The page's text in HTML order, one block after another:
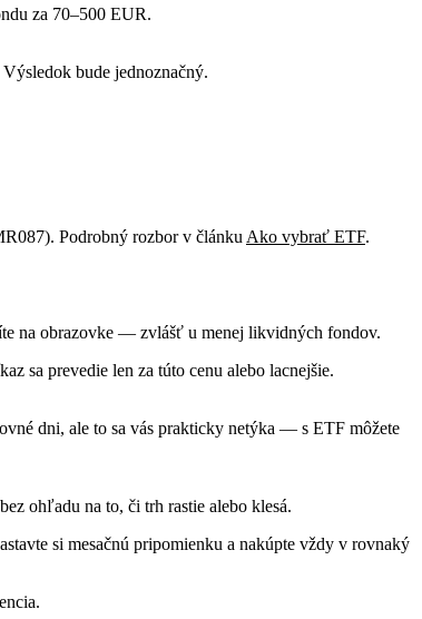
za 70–500 EUR.
bude jednoznačný.
Podrobný rozbor v článku Ako vybrať ETF.
na obrazovke — zvlášť u menej likvidných fondov.
sa prevedie len za túto cenu alebo lacnejšie.
dni, ale to sa vás prakticky netýka — s ETF môžete
ohľadu na to, či trh rastie alebo klesá.
si mesačnú pripomienku a nakúpte vždy v rovnaký